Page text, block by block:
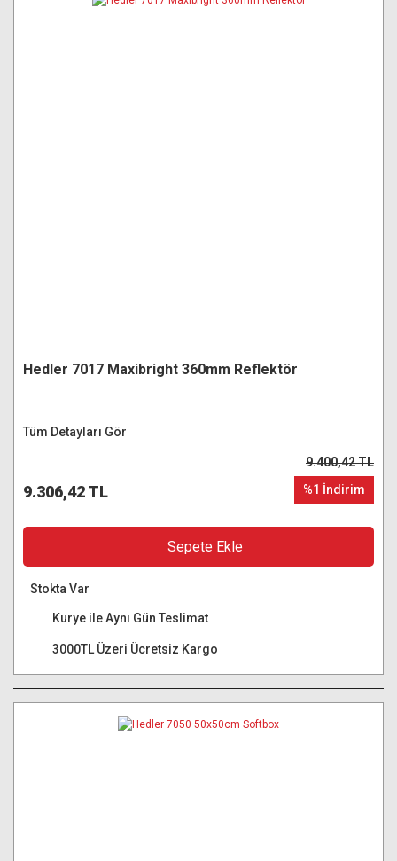
Hedler 7017 Maxibright 360mm Reflektör
Tüm Detayları Gör
9.306,42 TL
9.400,42 TL
%1 İndirim
Sepete Ekle
Stokta Var
Kurye ile Aynı Gün Teslimat
3000TL Üzeri Ücretsiz Kargo